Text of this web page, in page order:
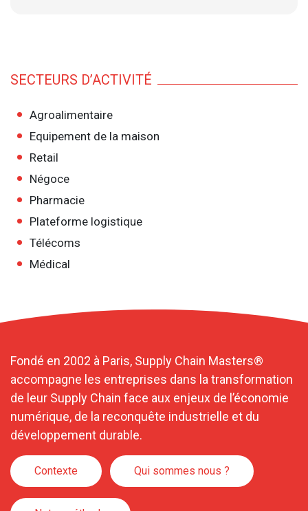
SECTEURS D’ACTIVITÉ
Agroalimentaire
Equipement de la maison
Retail
Négoce
Pharmacie
Plateforme logistique
Télécoms
Médical
Fondé en 2002 à Paris, Supply Chain Masters®
accompagne les entreprises dans la transformation
de leur Supply Chain face aux enjeux de l’économie
numérique, de la reconquête industrielle et du
développement durable.
Contexte Qui sommes nous ?